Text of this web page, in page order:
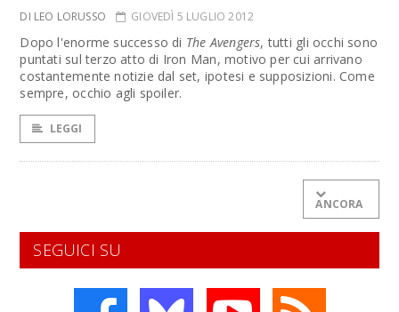
DI LEO LORUSSO GIOVEDÌ 5 LUGLIO 2012
Dopo l'enorme successo di The Avengers, tutti gli occhi sono
puntati sul terzo atto di Iron Man, motivo per cui arrivano
costantemente notizie dal set, ipotesi e supposizioni. Come
sempre, occhio agli spoiler.
LEGGI
ANCORA
SEGUICI SU